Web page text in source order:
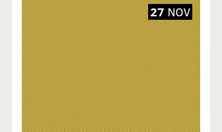
27 NOV